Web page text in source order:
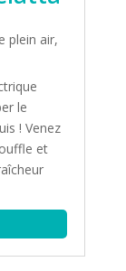
plein air,
le
! Venez
et